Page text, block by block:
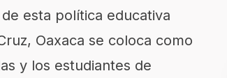
esta política educativa
Oaxaca se coloca como
y los estudiantes de